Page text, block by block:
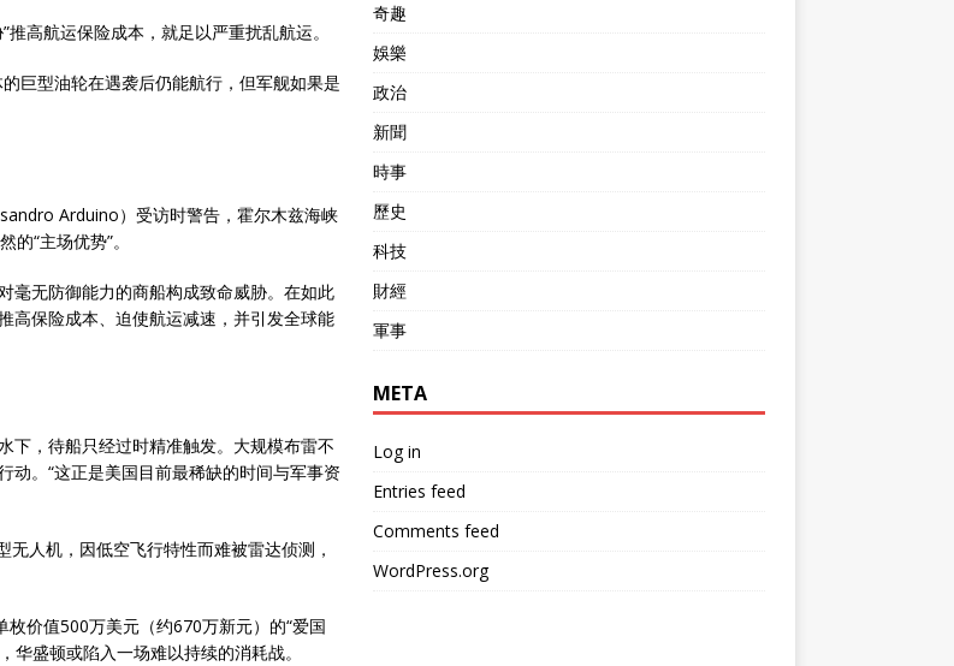
高航运保险成本，就足以严重扰乱航运。
巨型油轮在遇袭后仍能航行，但军舰如果是
Arduino）受访时警告，霍尔木兹海峡
“主场优势”。
毫无防御能力的商船构成致命威胁。在如此
高保险成本、迫使航运减速，并引发全球能
下，待船只经过时精准触发。大规模布雷不
动。“这正是美国目前最稀缺的时间与军事资
无人机，因低空飞行特性而难被雷达侦测，
价值500万美元（约670万新元）的“爱国
华盛顿或陷入一场难以持续的消耗战。
奇趣
娛樂
政治
新聞
時事
歷史
科技
財經
軍事
META
Log in
Entries feed
Comments feed
WordPress.org